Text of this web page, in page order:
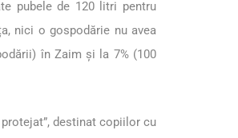
pubele de 120 litri pentru
nici o gospodărie nu avea
în Zaim și la 7% (100
destinat copiilor cu